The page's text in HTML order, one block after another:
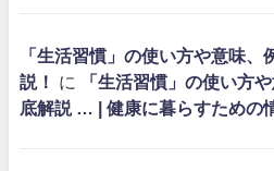
「生活習慣」の使い方や意味、
説！
に
「生活習慣」の使い方
底解説 … | 健康に暮らすための